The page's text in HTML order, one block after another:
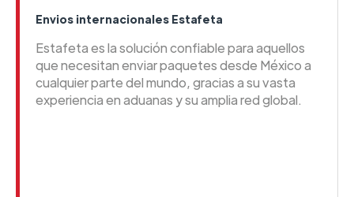
Envios internacionales Estafeta
Estafeta es la solución confiable para aquellos
que necesitan enviar paquetes desde México a
cualquier parte del mundo, gracias a su vasta
experiencia en aduanas y su amplia red global.